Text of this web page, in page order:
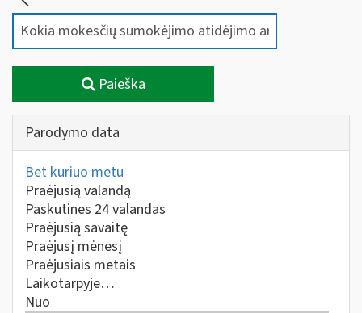
Paieška
Parodymo data
Bet kuriuo metu
Praėjusią valandą
Paskutines 24 valandas
Praėjusią savaitę
Praėjusį mėnesį
Praėjusiais metais
Laikotarpyje…
Nuo